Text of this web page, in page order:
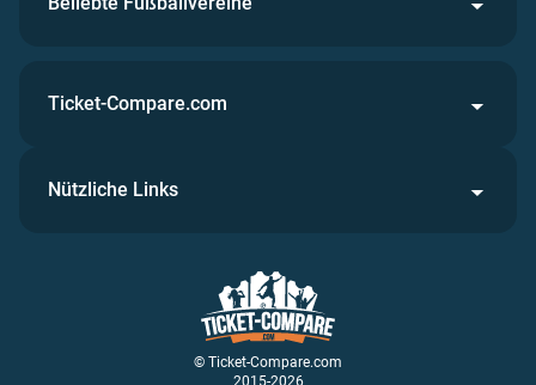
© Ticket-Compare.com
2015-2026
Ticket-Compare.com
Nützliche Links